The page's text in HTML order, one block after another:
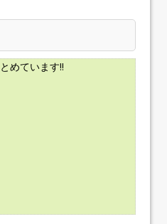
めています!!